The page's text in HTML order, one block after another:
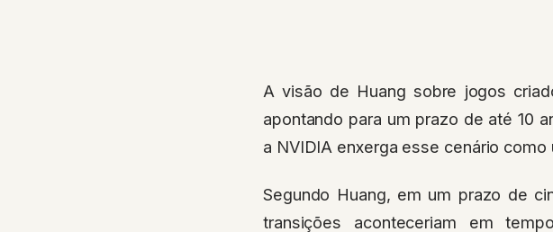
A visão de Huang sobre jogos
apontando para um prazo de até 10
a NVIDIA enxerga esse cenário
Segundo Huang, em um prazo de
transições aconteceriam em